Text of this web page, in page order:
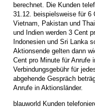
berechnet. Die Kunden
31.12. beispielsweise für 6
Vietnam, Pakistan und
und Indien werden 3 Cent
Indonesien und Sri Lanka
Aktionsende gelten dann
Cent pro Minute für Anrufe
Verbindungsgebühr für
abgehende Gespräch
Anrufe in Aktionsländer.
blauworld Kunden